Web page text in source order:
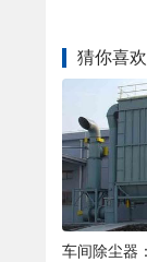
猜你喜欢
车间除尘器